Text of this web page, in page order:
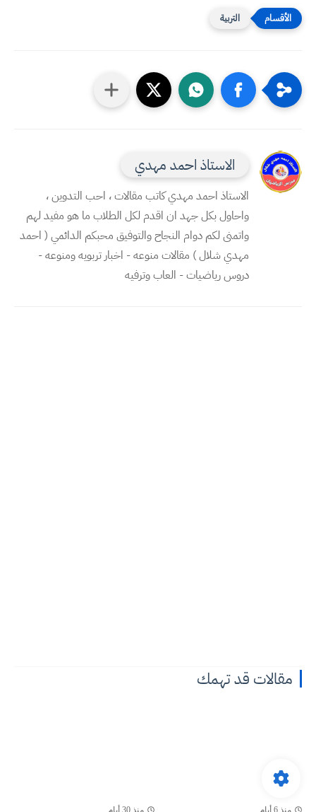
التربية
الاستاذ احمد مهدي
الاستاذ احمد مهدي كاتب مقالات ، احب التدوين ،
واحاول بكل جهد ان اقدم لكل الطلاب ما هو مفيد لهم
واتمنى لكم دوام النجاح والتوفيق محبكم الدائمي ( احمد
مهدي شلال ) مقالات منوعه - اخبار تربويه ومنوعه -
دروس رياضيات - العاب وترفيه
مقالات قد تهمك
منذ 6 أيام منذ 30 أيام